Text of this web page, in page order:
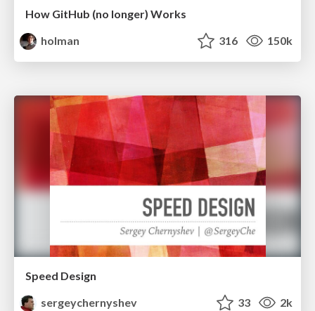
How GitHub (no longer) Works
holman
316 150k
Speed Design
sergeychernyshev
33 2k